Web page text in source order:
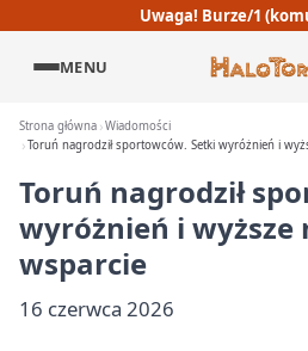
Uwaga! Burze/1
MENU
Strona główna Wiadomości
Toruń nagrodził sportowców. Setki wyróżnień i
Toruń nagrodził
wyróżnień i wyższe
wsparcie
16 czerwca 2026